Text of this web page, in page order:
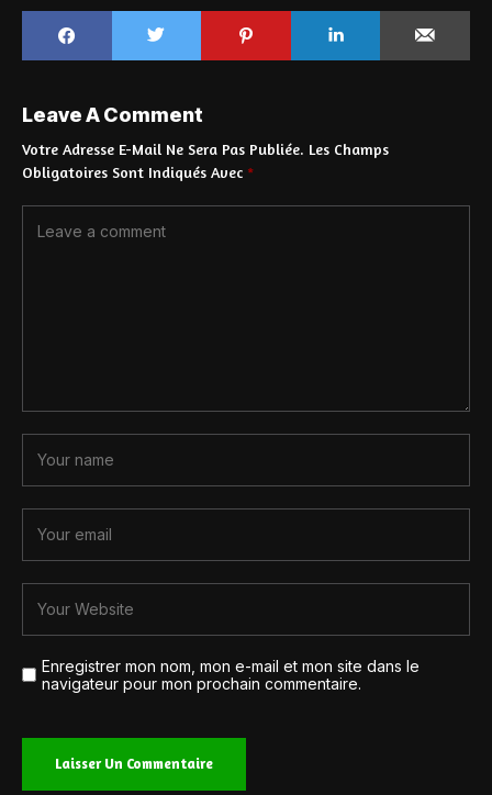
Leave A Comment
Votre Adresse E-Mail Ne Sera Pas Publiée. Les Champs
Obligatoires Sont Indiqués Avec *
Enregistrer mon nom, mon e-mail et mon site dans le
navigateur pour mon prochain commentaire.